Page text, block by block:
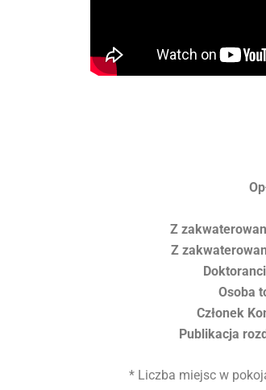
Z
Z
Osoba
Członek
Publikacja
* Liczba miejsc w